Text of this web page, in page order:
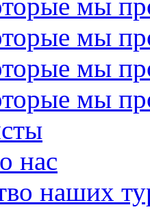
мы
мы
мы
мы
нас
наших